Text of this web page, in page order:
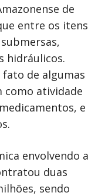
de
entre os itens
hidráulicos.
de algumas
como atividade
e
envolvendo a
duas
sendo